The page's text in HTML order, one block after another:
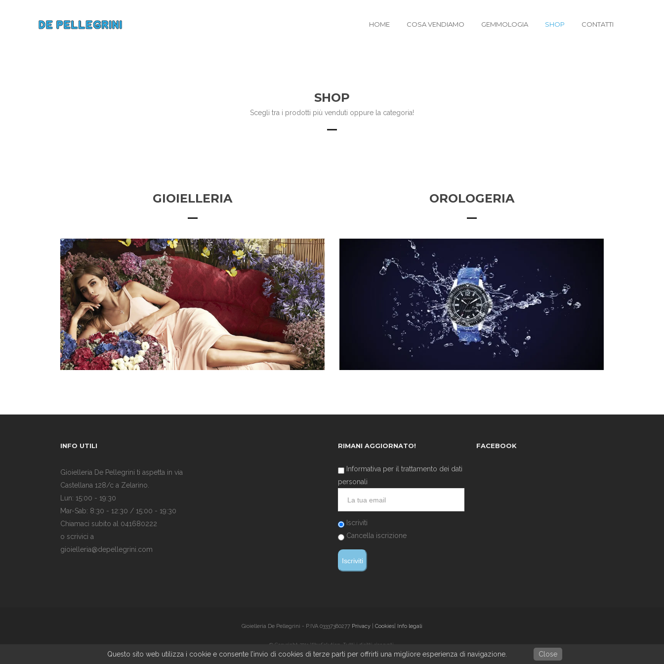
HOME COSA VENDIAMO GEMMOLOGIA SHOP CONTATTI
SHOP
Scegli tra i prodotti più venduti oppure la categoria!
GIOIELLERIA OROLOGERIA
INFO UTILI
Gioielleria De Pellegrini ti aspetta in via
Castellana 128/c a Zelarino.
Lun: 15:00 - 19:30
Mar-Sab: 8:30 - 12:30 / 15:00 - 19:30
Chiamaci subito al 041680222
o scrivici a
gioielleria@depellegrini.com
RIMANI AGGIORNATO!
Informativa per il trattamento dei dati
personali
Iscriviti
Cancella iscrizione
FACEBOOK
Gioielleria De Pellegrini - P.IVA 03337380277 Privacy Cookies Info legali
© Copyright 2019 WowSolution. Tutti i diritti riservati.
Questo sito web utilizza i cookie e consente l’invio di cookies di terze parti per offrirti una migliore esperienza di navigazione. Close